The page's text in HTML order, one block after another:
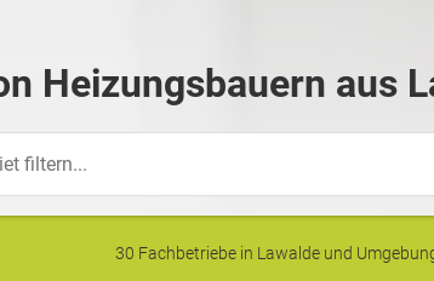
Heizungsbauern aus
30 Fachbetriebe in Lawalde und